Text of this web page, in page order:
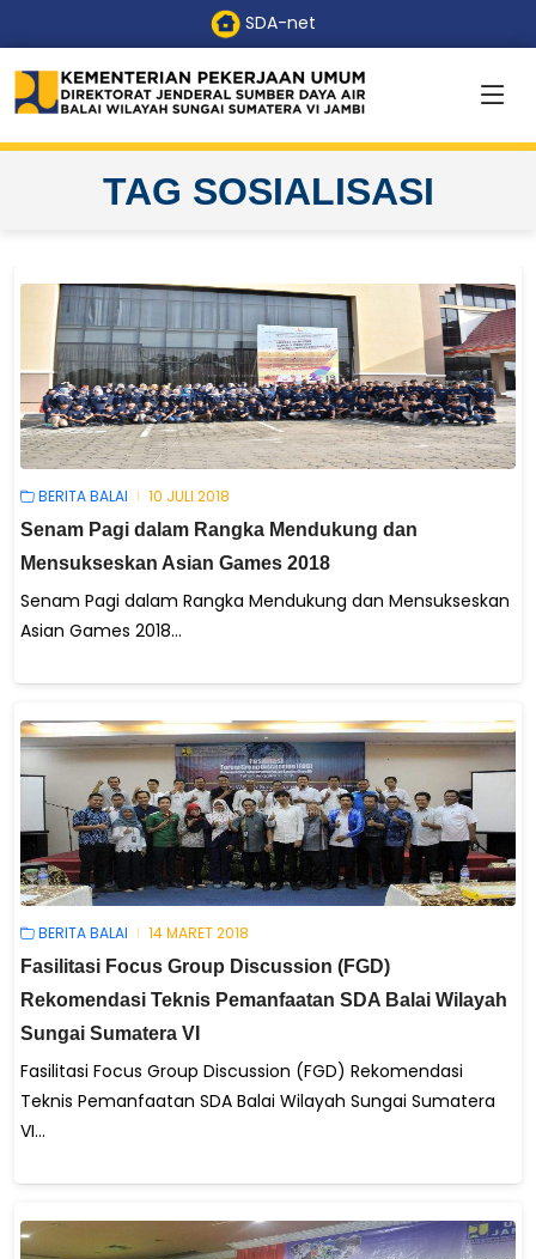
SDA-net
TAG SOSIALISASI
BERITA BALAI
10 JULI 2018
Senam Pagi dalam Rangka Mendukung dan
Mensukseskan Asian Games 2018
Senam Pagi dalam Rangka Mendukung dan Mensukseskan
Asian Games 2018...
BERITA BALAI
14 MARET 2018
Fasilitasi Focus Group Discussion (FGD)
Rekomendasi Teknis Pemanfaatan SDA Balai Wilayah
Sungai Sumatera VI
Fasilitasi Focus Group Discussion (FGD) Rekomendasi
Teknis Pemanfaatan SDA Balai Wilayah Sungai Sumatera
VI...